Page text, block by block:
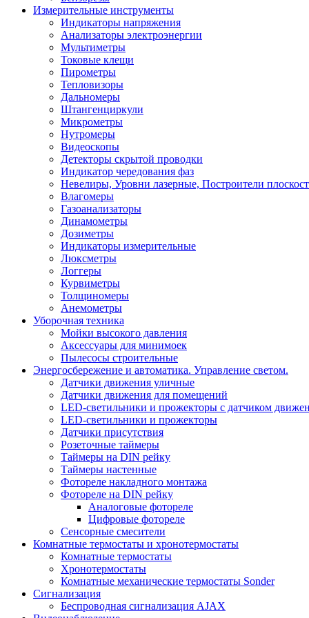
Измерительные инструменты
Индикаторы напряжения
Анализаторы электроэнергии
Мультиметры
Токовые клещи
Пирометры
Тепловизоры
Дальномеры
Штангенциркули
Микрометры
Нутромеры
Видеоскопы
Детекторы скрытой проводки
Индикатор чередования фаз
Невелиры, Уровни лазерные, Построители
Влагомеры
Газоанализаторы
Динамометры
Дозиметры
Индикаторы измерительные
Люксметры
Логгеры
Курвиметры
Толщиномеры
Анемометры
Уборочная техника
Мойки высокого давления
Аксессуары для минимоек
Пылесосы строительные
Энергосбережение и автоматика. Управление светом.
Датчики движения уличные
Датчики движения для помещений
LED-светильники и прожекторы с датчиком
LED-светильники и прожекторы
Датчики присутствия
Розеточные таймеры
Таймеры на DIN рейку
Таймеры настенные
Фотореле накладного монтажа
Фотореле на DIN рейку
Аналоговые фотореле
Цифровые фотореле
Сенсорные смесители
Комнатные термостаты и хронотермостаты
Комнатные термостаты
Хронотермостаты
Комнатные механические термостаты Sonder
Сигнализация
Беспроводная сигнализация AJAX